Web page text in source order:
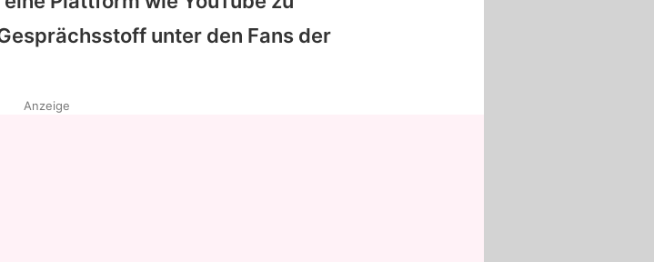
unter den Fans der
Anzeige